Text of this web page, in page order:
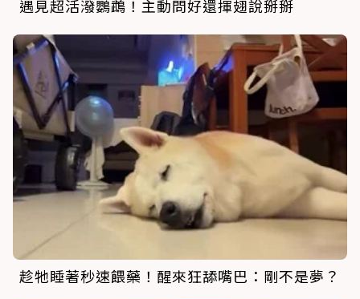
遇見超活潑鸚鵡！主動問好還揮翅說掰掰
趁牠睡著秒速餵藥！醒來狂舔嘴巴：剛不是夢？